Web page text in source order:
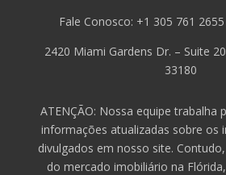
Fale Conosco: +1 305 761
2420 Miami Gardens Dr. – Suite
33180
ATENÇÃO: Nossa equipe trabalha
informações atualizadas sobre os
divulgados em nosso site.
do mercado imobiliário na